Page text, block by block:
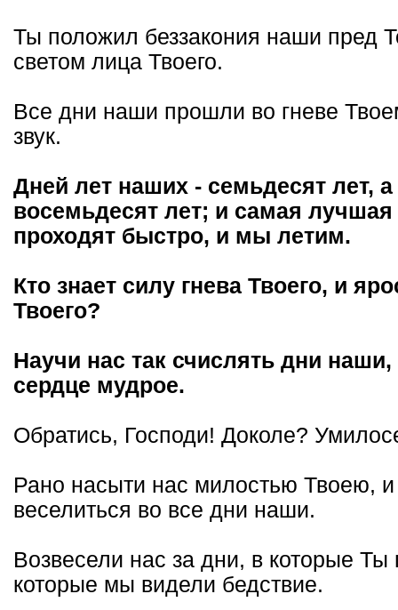
Ты положил беззакония наши пред
светом лица Твоего.
Все дни наши прошли во гневе
звук.
Дней лет наших - семьдесят лет,
восемьдесят лет; и самая
проходят быстро, и мы летим.
Кто знает силу гнева Твоего, и
Твоего?
Научи нас так счислять дни
сердце мудрое.
Обратись, Господи! Доколе?
Рано насыти нас милостью Твоею,
веселиться во все дни наши.
Возвесели нас за дни, в которые
которые мы видели бедствие.